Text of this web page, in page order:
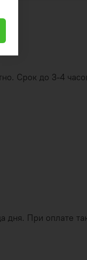
Срок до 3-4
При оплате